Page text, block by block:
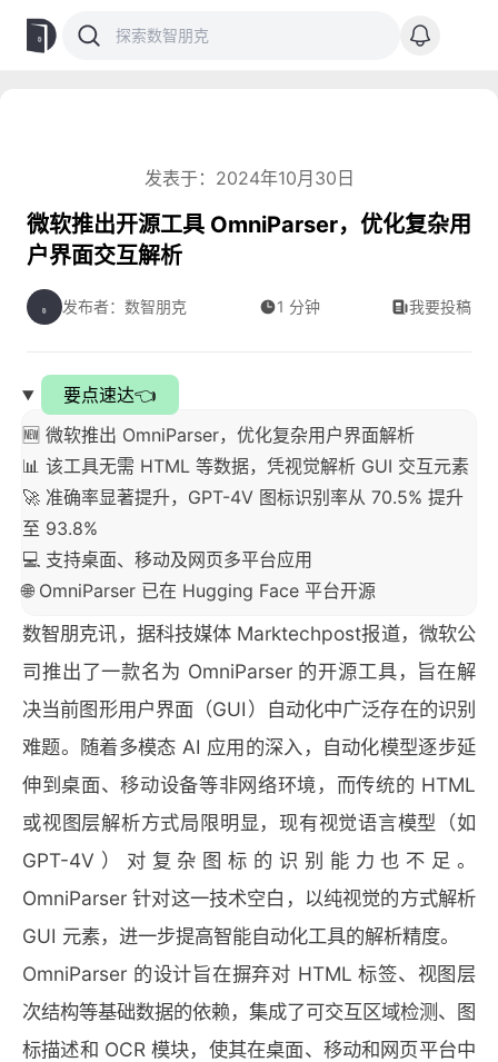
发表于：2024年10月30日
微软推出开源工具 OmniParser，优化复杂用
户界面交互解析
发布者：数智朋克 1 分钟 我要投稿
要点速达👈
🆕 微软推出 OmniParser，优化复杂用户界面解析
📊 该工具无需 HTML 等数据，凭视觉解析 GUI 交互元素
🚀 准确率显著提升，GPT-4V 图标识别率从 70.5% 提升
至 93.8%
💻 支持桌面、移动及网页多平台应用
🌐 OmniParser 已在 Hugging Face 平台开源
数智朋克讯，据科技媒体 Marktechpost报道，微软公
司推出了一款名为 OmniParser 的开源工具，旨在解
决当前图形用户界面（GUI）自动化中广泛存在的识别
难题。随着多模态 AI 应用的深入，自动化模型逐步延
伸到桌面、移动设备等非网络环境，而传统的 HTML
或视图层解析方式局限明显，现有视觉语言模型（如
GPT-4V）对复杂图标的识别能力也不足。
OmniParser 针对这一技术空白，以纯视觉的方式解析
GUI 元素，进一步提高智能自动化工具的解析精度。
OmniParser 的设计旨在摒弃对 HTML 标签、视图层
次结构等基础数据的依赖，集成了可交互区域检测、图
标描述和 OCR 模块，使其在桌面、移动和网页平台中